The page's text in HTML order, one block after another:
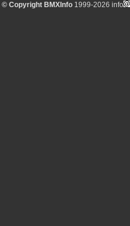
© Copyright BMXInfo 1999-2026 info